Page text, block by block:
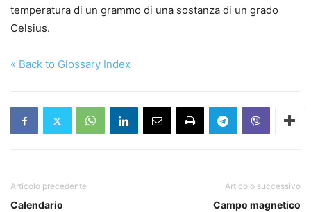
temperatura di un grammo di una sostanza di un grado
Celsius.
« Back to Glossary Index
Articolo precedente
Calendario
Articolo successivo
Campo magnetico